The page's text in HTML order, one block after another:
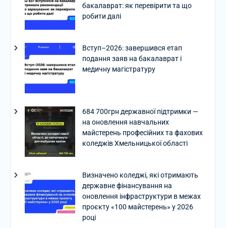
бакалаврат: як перевірити та що
робити далі
Вступ–2026: завершився етап
подання заяв на бакалаврат і
медичну магістратуру
684 700грн державної підтримки —
на оновлення навчальних
майстерень професійних та фахових
коледжів Хмельницької області
Визначено коледжі, які отримають
державне фінансування на
оновлення інфраструктури в межах
проєкту «100 майстерень» у 2026
році